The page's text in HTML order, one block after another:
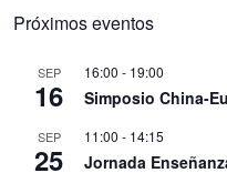
Próximos eventos
SEP
16
16:00 - 19:00
Simposio China-
SEP
25
11:00 - 14:15
Jornada